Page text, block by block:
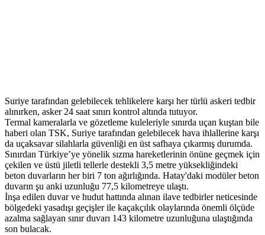
Suriye tarafından gelebilecek tehlikelere karşı her türlü askeri tedbir
alınırken, asker 24 saat sınırı kontrol altında tutuyor.
Termal kameralarla ve gözetleme kuleleriyle sınırda uçan kuştan bile
haberi olan TSK, Suriye tarafından gelebilecek hava ihlallerine karşı
da uçaksavar silahlarla güvenliği en üst safhaya çıkarmış durumda.
Sınırdan Türkiye’ye yönelik sızma hareketlerinin önüne geçmek için
çekilen ve üstü jiletli tellerle destekli 3,5 metre yüksekliğindeki
beton duvarların her biri 7 ton ağırlığında. Hatay'daki modüler beton
duvarın şu anki uzunluğu 77,5 kilometreye ulaştı.
İnşa edilen duvar ve hudut hattında alınan ilave tedbirler neticesinde
bölgedeki yasadışı geçişler ile kaçakçılık olaylarında önemli ölçüde
azalma sağlayan sınır duvarı 143 kilometre uzunluğuna ulaştığında
son bulacak.